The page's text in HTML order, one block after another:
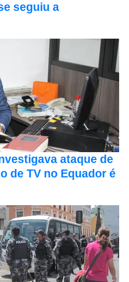
seguiu a
ataque de
de TV no Equador é